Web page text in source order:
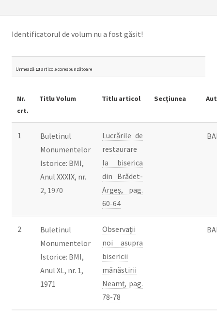
Identificatorul de volum nu a fost găsit!
Urmează 13articole corespunzătoare
Nr.
crt.
Titlu Volum Titlu articol Secțiunea
1
Buletinul
Monumentelor
Istorice: BMI,
Anul XXXIX, nr.
2, 1970
Lucrările de
restaurare
la biserica
din Brădet-
Argeș, pag.
60-64
2
Buletinul
Monumentelor
Istorice: BMI,
Anul XL, nr. 1,
1971
Observații
noi asupra
bisericii
mănăstirii
Neamț, pag.
78-78